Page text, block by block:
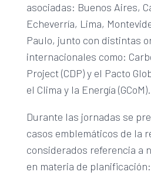
asociadas: Buenos Aires,
Echeverría, Lima,
Paulo, junto con distintas
internacionales como:
Project (CDP) y el Pacto
el Clima y la Energía (GCoM).
Durante las jornadas se
casos emblemáticos de la
considerados referencia a
en materia de